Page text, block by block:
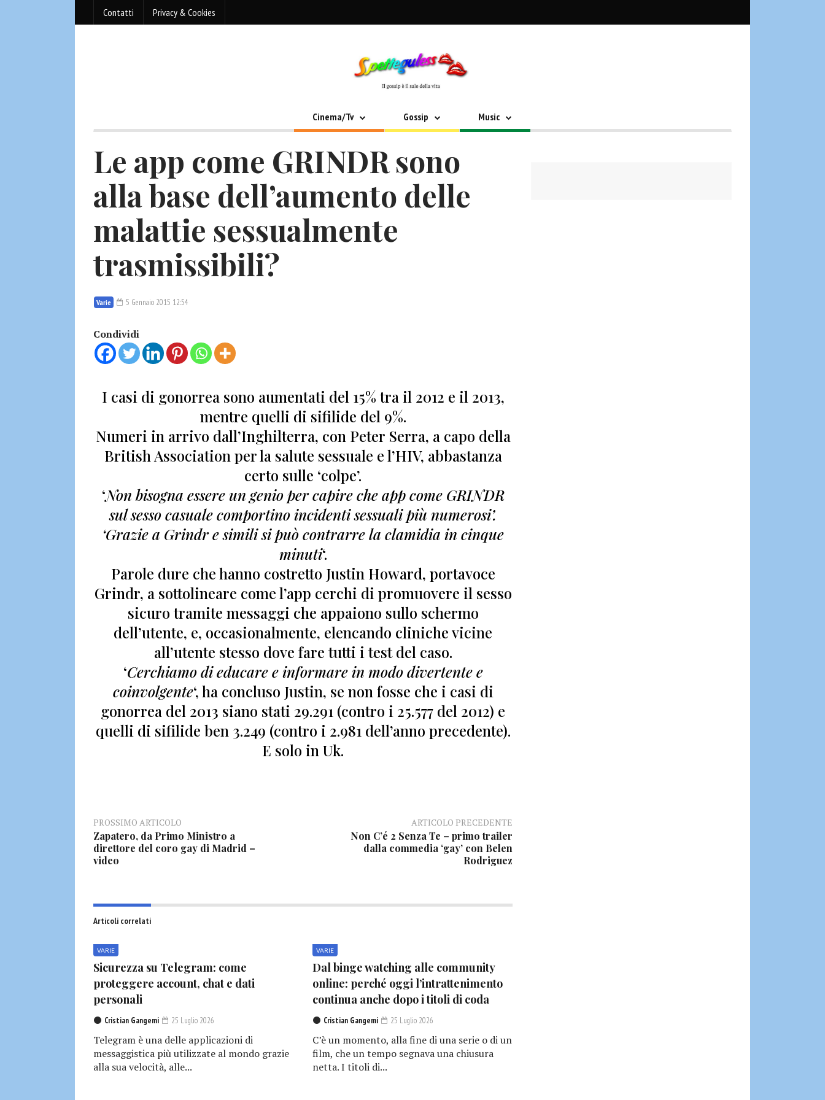
Contatti Privacy & Cookies
Cinema/Tv Gossip Music
Le app come GRINDR sono
alla base dell’aumento delle
malattie sessualmente
trasmissibili?
Varie 5 Gennaio 2015 12:54
Condividi
I casi di gonorrea sono aumentati del 15% tra il 2012 e il 2013,
mentre quelli di sifilide del 9%.
Numeri in arrivo dall’Inghilterra, con Peter Serra, a capo della
British Association per la salute sessuale e l’HIV, abbastanza
certo sulle ‘colpe’.
‘Non bisogna essere un genio per capire che app come GRINDR
sul sesso casuale comportino incidenti sessuali più numerosi’.
‘Grazie a Grindr e simili si può contrarre la clamidia in cinque
minuti‘.
Parole dure che hanno costretto Justin Howard, portavoce
Grindr, a sottolineare come l’app cerchi di promuovere il sesso
sicuro tramite messaggi che appaiono sullo schermo
dell’utente, e, occasionalmente, elencando cliniche vicine
all’utente stesso dove fare tutti i test del caso.
‘Cerchiamo di educare e informare in modo divertente e
coinvolgente‘, ha concluso Justin, se non fosse che i casi di
gonorrea del 2013 siano stati 29.291 (contro i 25.577 del 2012) e
quelli di sifilide ben 3.249 (contro i 2.981 dell’anno precedente).
E solo in Uk.
PROSSIMO ARTICOLO
Zapatero, da Primo Ministro a
direttore del coro gay di Madrid –
video
ARTICOLO PRECEDENTE
Non C’é 2 Senza Te – primo trailer
dalla commedia ‘gay’ con Belen
Rodriguez
Articoli correlati
VARIE
Sicurezza su Telegram: come
proteggere account, chat e dati
personali
Cristian Gangemi 25 Luglio 2026
Telegram è una delle applicazioni di
messaggistica più utilizzate al mondo grazie
alla sua velocità, alle...
VARIE
Dal binge watching alle community
online: perché oggi l’intrattenimento
continua anche dopo i titoli di coda
Cristian Gangemi 25 Luglio 2026
C’è un momento, alla fine di una serie o di un
film, che un tempo segnava una chiusura
netta. I titoli di...